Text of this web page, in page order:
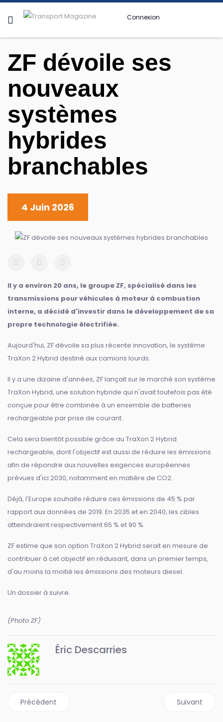
Connexion
ZF dévoile ses
nouveaux
systèmes
hybrides
branchables
4 Juin 2026
Il y a environ 20 ans, le groupe ZF, spécialisé dans les
transmissions pour véhicules à moteur à combustion
interne, a décidé d'investir dans le développement de sa
propre technologie électrifiée.
Aujourd'hui, ZF dévoile sa plus récente innovation, le système
TraXon 2 Hybrid destiné aux camions lourds.
Il y a une dizaine d'années, ZF lançait sur le marché son système
TraXon Hybrid, une solution hybride qui n'avait toutefois pas été
conçue pour être combinée à un ensemble de batteries
rechargeable par prise de courant.
Cela sera bientôt possible grâce au TraXon 2 Hybrid
rechargeable, dont l'objectif est aussi de réduire les émissions
afin de répondre aux nouvelles exigences européennes
prévues d'ici 2030, notamment en matière de CO2.
Déjà, l'Europe souhaite réduire ces émissions de 45 % par
rapport aux données de 2019. En 2035 et en 2040, les cibles
atteindraient respectivement 65 % et 90 %.
ZF estime que son option TraXon 2 Hybrid serait en mesure de
contribuer à cet objectif en réduisant, dans un premier temps,
d'au moins la moitié les émissions des moteurs diesel.
Un dossier à suivre.
(Photo ZF)
Éric Descarries
Article précédent : Hino lance la version électrique de son
Précédent Article
Suivant